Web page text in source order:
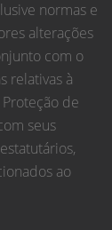
normas e
alterações
com o
relativas à
de
seus
ao